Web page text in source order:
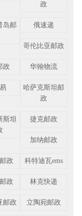
政
岛邮
俄速递
哥伦比亚邮政
政 华翰物流
哈萨克斯坦邮
政
斯坦
捷克邮政
加纳邮政
政 科特迪瓦ems
政 林克快递
邮政 立陶宛邮政